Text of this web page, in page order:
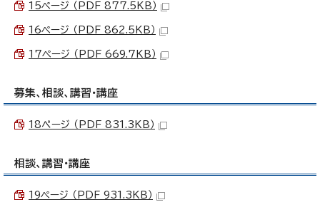
15ページ （PDF 877.5KB）
16ページ （PDF 862.5KB）
17ページ （PDF 669.7KB）
募集、相談、講習・講座
18ぺージ （PDF 831.3KB）
相談、講習・講座
19ページ （PDF 931.3KB）